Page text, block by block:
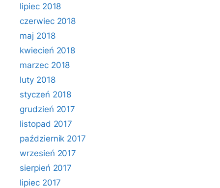
lipiec 2018
czerwiec 2018
maj 2018
kwiecień 2018
marzec 2018
luty 2018
styczeń 2018
grudzień 2017
listopad 2017
październik 2017
wrzesień 2017
sierpień 2017
lipiec 2017